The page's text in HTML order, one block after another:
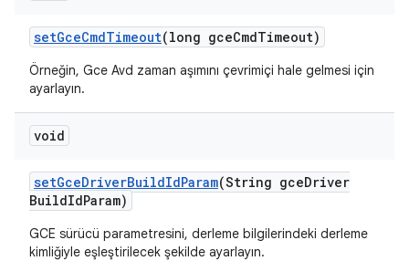
setGceCmdTimeout(long gceCmdTimeout)
Örneğin, Gce Avd zaman aşımını çevrimiçi hale gelmesi için
ayarlayın.
void
setGceDriverBuildIdParam(String gceDriver
BuildIdParam)
GCE sürücü parametresini, derleme bilgilerindeki derleme
kimliğiyle eşleştirilecek şekilde ayarlayın.